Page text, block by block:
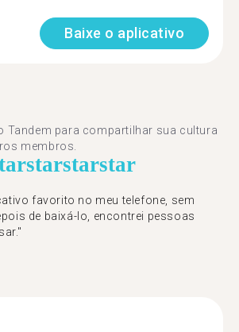
Baixe o aplicativo
Tandem para compartilhar sua cultura
membros.
starstarstar
favorito no meu telefone, sem
de baixá-lo, encontrei pessoas